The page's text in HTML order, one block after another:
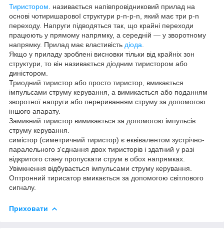
Тиристором . називається напівпровідниковий прилад на
основі чотиришарової структури р-n-р-n, який має три р-n
переходу. Напруги підводяться так, що крайні переходи
працюють у прямому напрямку, а середній — у зворотному
напрямку. Прилад має властивість діода
Якщо у приладу зроблені висновки тільки від крайніх зон
структури, то він називається діодним тиристором або
диністором.
Триодний тиристор або просто тиристор, вмикається
імпульсами струму керування, а вимикається або поданням
зворотної напруги або перериванням струму за допомогою
іншого апарату.
Замикний тиристор вимикається за допомогою імпульсів
струму керування.
симістор (симетричний тиристор) є еквівалентом зустрічно-
паралельного з'єднання двох тиристорів і здатний у разі
відкритого стану пропускати струм в обох напрямках.
Увімкнення відбувається імпульсами струму керування.
Оптронний тирисатор вмикається за допомогою світлового
сигналу.
Приховати